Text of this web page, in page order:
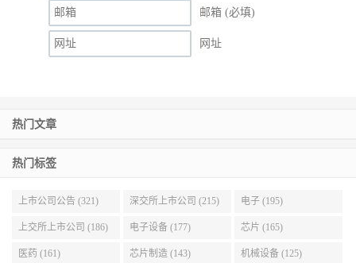
邮箱 (必填)
网址
热门文章
热门标签
上市公司公告 (321) 深交所上市公司 (215) 电子 (195)
上交所上市公司 (186) 电子设备 (177) 芯片 (165)
医药 (161) 芯片制造 (143) 机械设备 (125)